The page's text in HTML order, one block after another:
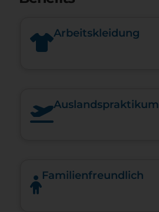
Arbeitskleidung
Auslandspraktikum
Familienfreundlich